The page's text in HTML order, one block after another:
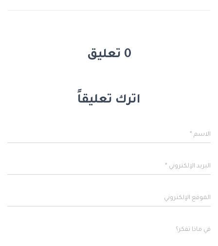
0 تعليق
اترك تعليقاً
الاسم *
البريد الإلكتروني *
الموقع الإلكتروني
في ماذا تفكر؟